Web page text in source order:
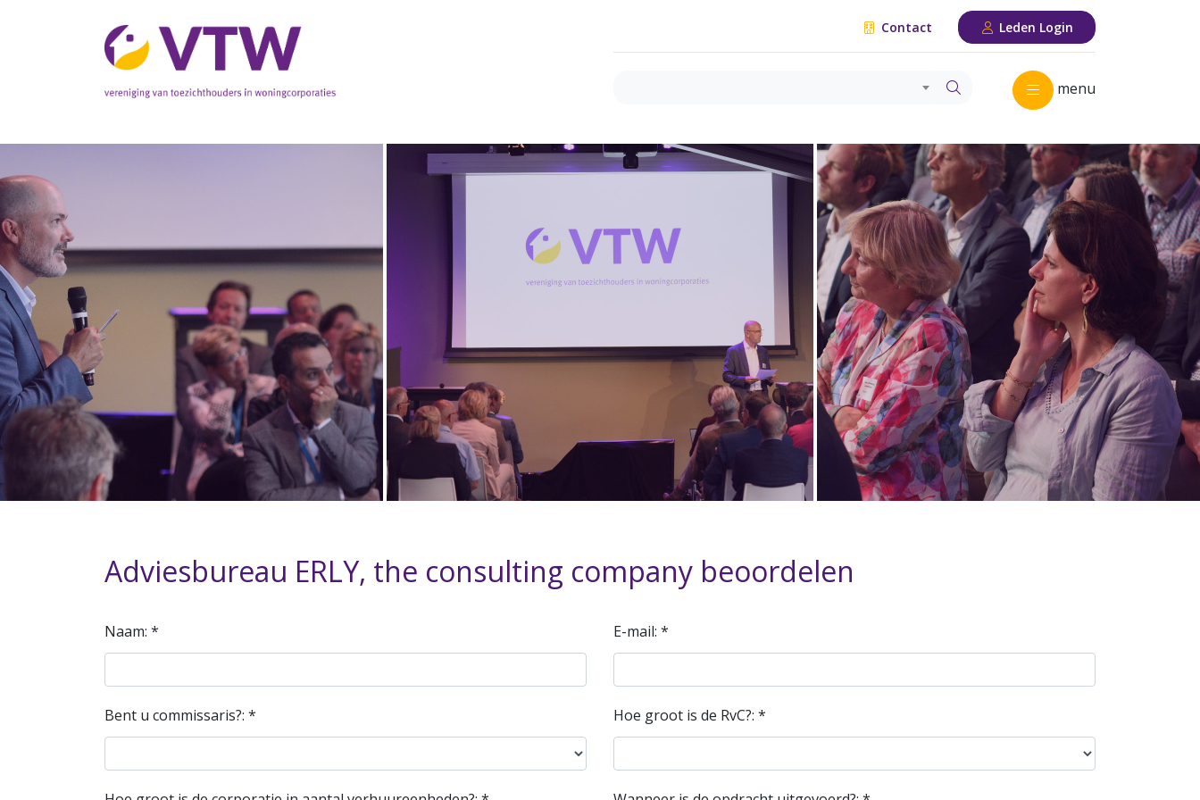
Contact Leden Login
menu
Adviesbureau ERLY, the consulting company beoordelen
Naam: * E-mail: *
Bent u commissaris?: * Hoe groot is de RvC?: *